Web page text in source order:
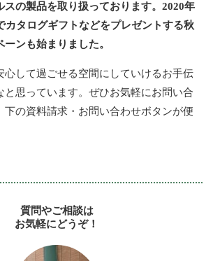
スの製品を取り扱っております。2020年
カタログギフトなどをプレゼントする秋
ンも始まりました。
心して過ごせる空間にしていけるお手伝
と思っています。ぜひお気軽にお問い合
下の資料請求・お問い合わせボタンが便
質問やご相談は
お気軽にどうぞ！